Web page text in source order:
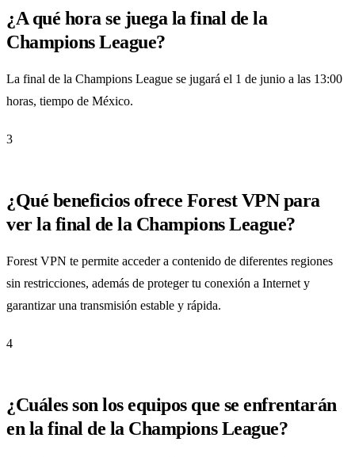
¿A qué hora se juega la final de la
Champions League?
La final de la Champions League se jugará el 1 de junio a las 13:00
horas, tiempo de México.
3
¿Qué beneficios ofrece Forest VPN para
ver la final de la Champions League?
Forest VPN te permite acceder a contenido de diferentes regiones
sin restricciones, además de proteger tu conexión a Internet y
garantizar una transmisión estable y rápida.
4
¿Cuáles son los equipos que se enfrentarán
en la final de la Champions League?